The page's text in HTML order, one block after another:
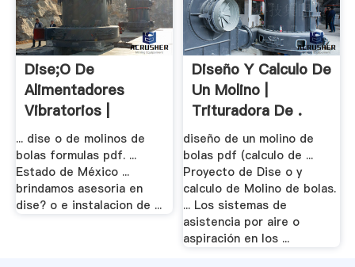
Dise;o De
Alimentadores
Vibratorios |
Trituradora .
... dise o de molinos de
bolas formulas pdf. ...
Estado de México ...
brindamos asesoria en
dise? o e instalacion de ...
Diseño Y Calculo De
Un Molino |
Trituradora De .
diseño de un molino de
bolas pdf (calculo de ...
Proyecto de Dise o y
calculo de Molino de bolas.
... Los sistemas de
asistencia por aire o
aspiración en los ...